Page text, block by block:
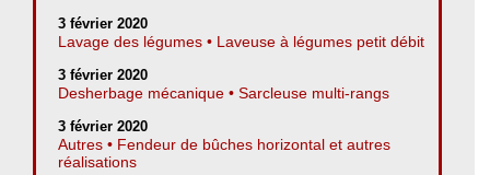
3 février 2020
Lavage des légumes • Laveuse à légumes petit débit
3 février 2020
Desherbage mécanique • Sarcleuse multi-rangs
3 février 2020
Autres • Fendeur de bûches horizontal et autres
réalisations